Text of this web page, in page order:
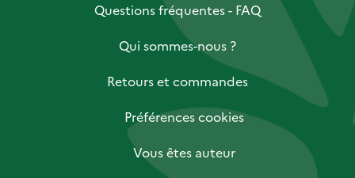
Questions fréquentes - FAQ
Qui sommes-nous ?
Retours et commandes
Préférences cookies
Vous êtes auteur